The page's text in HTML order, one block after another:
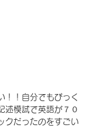
！！自分でもびっく
述模試で英語が７０
クだったのをすごい